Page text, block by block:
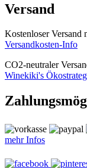
Versand
Kostenloser Versand
Versandkosten-Info
CO2-neutraler
Winekiki's
mehr Infos